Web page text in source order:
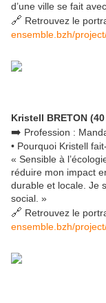
d’une ville se fait
🔗 Retrouvez le
ensemble.bzh/
Kristell BRETON
➡️ Profession :
• Pourquoi Kristell
« Sensible à
réduire mon impact
durable et locale. Je
social. »
🔗 Retrouvez le
ensemble.bzh/